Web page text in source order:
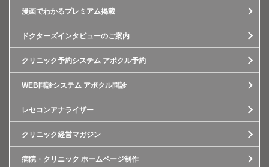
漫画でわかるプレミアム掲載
ドクターズインタビューのご案内
クリニック予約システム アポクル予約
WEB問診システム アポクル問診
レセコンアナライザー
クリニック経営マガジン
病院・クリニック ホームページ制作